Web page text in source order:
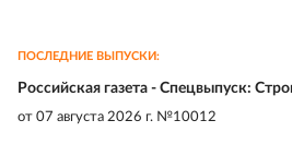
ПОСЛЕДНИЕ ВЫПУСКИ:
Российская газета - Спецвыпуск:
от 07 августа 2026 г. №10012